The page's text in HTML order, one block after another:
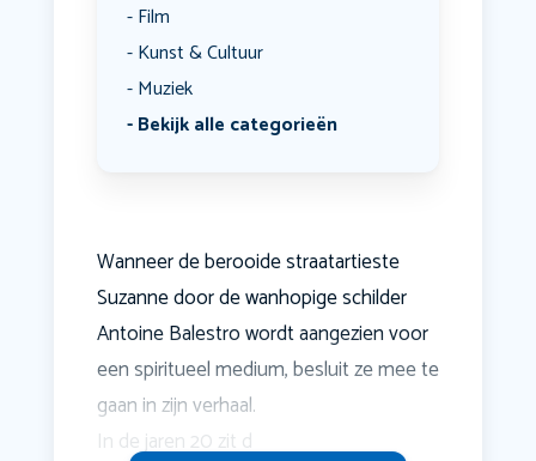
Film
Kunst & Cultuur
Muziek
Bekijk alle categorieën
Wanneer de berooide straatartieste
Suzanne door de wanhopige schilder
Antoine Balestro wordt aangezien voor
een spiritueel medium, besluit ze mee te
gaan in zijn verhaal.
In de jaren 20 zit d